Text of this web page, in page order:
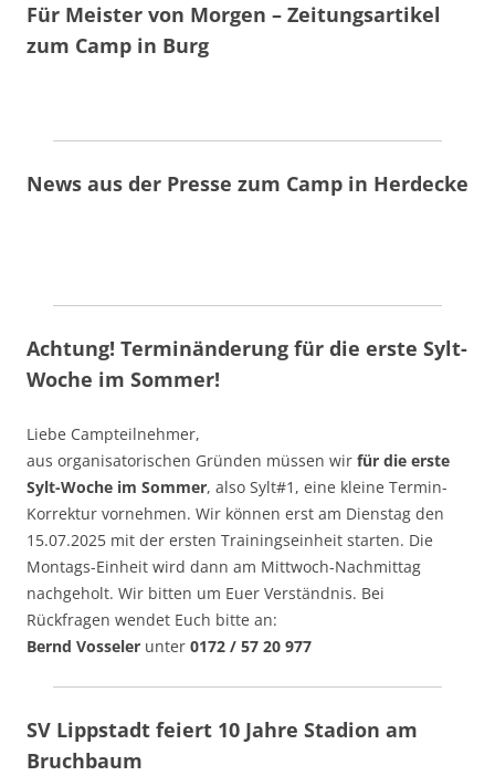
Für Meister von Morgen – Zeitungsartikel
zum Camp in Burg
News aus der Presse zum Camp in Herdecke
Achtung! Terminänderung für die erste Sylt-
Woche im Sommer!
Liebe Campteilnehmer,
aus organisatorischen Gründen müssen wir für die erste
Sylt-Woche im Sommer, also Sylt#1, eine kleine Termin-
Korrektur vornehmen. Wir können erst am Dienstag den
15.07.2025 mit der ersten Trainingseinheit starten. Die
Montags-Einheit wird dann am Mittwoch-Nachmittag
nachgeholt. Wir bitten um Euer Verständnis. Bei
Rückfragen wendet Euch bitte an:
Bernd Vosseler unter 0172 / 57 20 977
SV Lippstadt feiert 10 Jahre Stadion am
Bruchbaum